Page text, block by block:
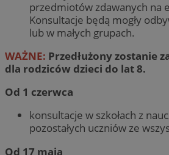
przedmiotów zdawanych na
Konsultacje będą mogły
lub w małych grupach.
WAŻNE: Przedłużony zostanie
dla rodziców dzieci do lat 8.
Od 1 czerwca
konsultacje w szkołach z
pozostałych uczniów ze
Od 17 maja